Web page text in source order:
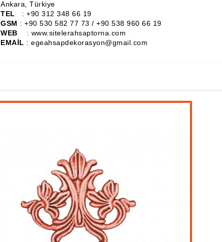
Ankara, Türkiye
TEL : +90 312 348 66 19
GSM : +90 530 582 77 73 / +90 538 960 66 19
WEB : www.sitelerahsaptorna.com
EMAİL : egeahsapdekorasyon@gmail.com